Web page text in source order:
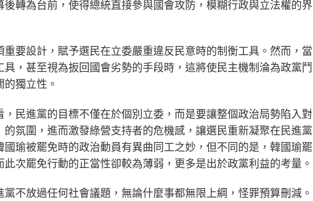
轉為台前，使得總統直接參與國會攻防，模糊行政與立法權的界
要設計，賦予選民在立委嚴重違反民意時的制衡工具。然而，當
，甚至視為扳回國會劣勢的手段時，這將使民主機制淪為政黨鬥
獨立性。
民進黨的目標不僅在於個別立委，而是要讓整個政治局勢陷入對
氛圍，進而激發綠營支持者的危機感，讓選民重新凝聚在民進黨
瑜被罷免時的政治動員有異曲同工之妙，但不同的是，韓國瑜罷
次罷免行動的正當性卻較為薄弱，更多是出於政黨利益的考量。
不放過任何社會議題，無論什麼事都無限上綱，怪罪預算刪減。